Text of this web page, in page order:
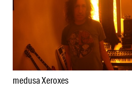
medusa Xeroxes